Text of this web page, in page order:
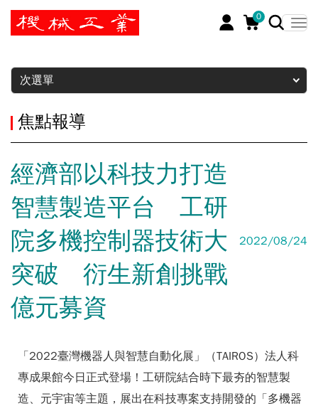
0
暫停
次選單
焦點報導
經濟部以科技力打造
智慧製造平台 工研
院多機控制器技術大
突破 衍生新創挑戰
億元募資
2022/08/24
「2022臺灣機器人與智慧自動化展」（TAIROS）法人科
專成果館今日正式登場！工研院結合時下最夯的智慧製
造、元宇宙等主題，展出在科技專案支持開發的「多機器